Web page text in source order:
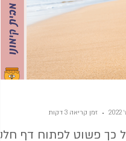
כך פשוט לפתוח דף חלק
זמן קריאה 3 דקות